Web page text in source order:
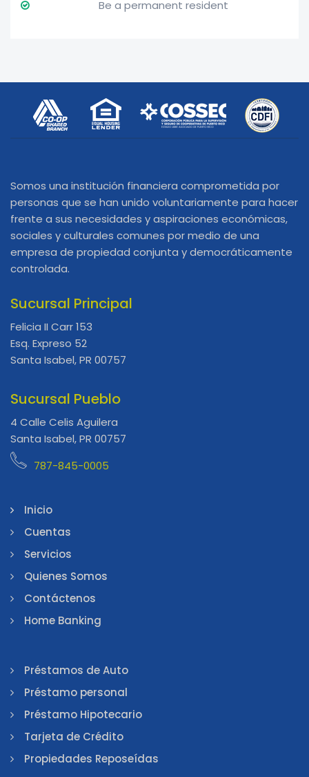
Be a permanent resident
Somos una institución financiera comprometida por
personas que se han unido voluntariamente para hacer
frente a sus necesidades y aspiraciones económicas,
sociales y culturales comunes por medio de una
empresa de propiedad conjunta y democráticamente
controlada.
Sucursal Principal
Felicia II Carr 153
Esq. Expreso 52
Santa Isabel, PR 00757
Sucursal Pueblo
4 Calle Celis Aguilera
Santa Isabel, PR 00757
787-845-0005
Inicio
Cuentas
Servicios
Quienes Somos
Contáctenos
Home Banking
Préstamos de Auto
Préstamo personal
Préstamo Hipotecario
Tarjeta de Crédito
Propiedades Reposeídas